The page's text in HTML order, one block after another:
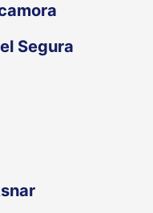
Segura